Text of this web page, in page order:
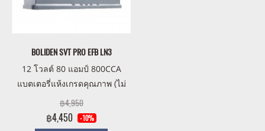
BOLIDEN SVT PRO EFB LN3
12 โวลต์ 80 แอมป์ 800CCA
แบตเตอรี่แห้งเกรดคุณภาพ (ไม่
ต้องดูแลน้ำกลั่น ตลอดอายุการ
ใช้งาน)
฿4,950
฿4,450 -10%